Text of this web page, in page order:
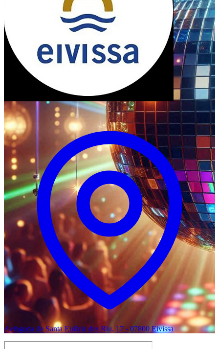
Avinguda de Santa Eulària des Riu, 17 - 07800 Eivissa